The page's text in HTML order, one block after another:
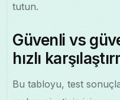
tutun.
Güvenli vs
hızlı
Bu tabloyu, test